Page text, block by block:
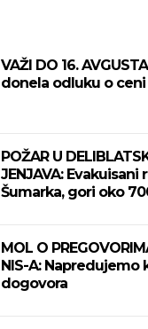
VAŽI DO 16.
donela odluku o
POŽAR U
JENJAVA:
Šumarka, gori oko
MOL O
NIS-A: Napredujemo
dogovora